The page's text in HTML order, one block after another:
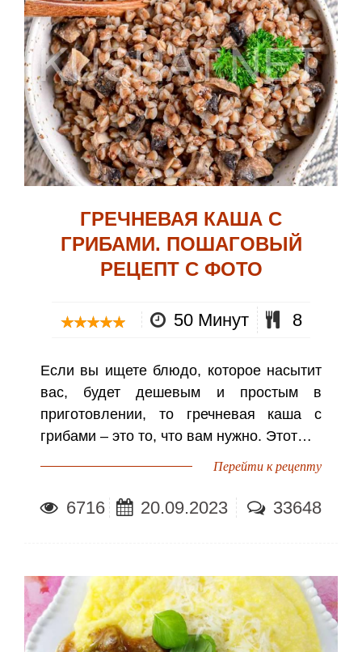
ГРЕЧНЕВАЯ КАША С
ГРИБАМИ. ПОШАГОВЫЙ
РЕЦЕПТ С ФОТО
50 Минут 8
Если вы ищете блюдо, которое насытит
вас, будет дешевым и простым в
приготовлении, то гречневая каша с
грибами – это то, что вам нужно. Этот…
Перейти к рецепту
6716 20.09.2023 33648